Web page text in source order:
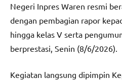
Negeri Inpres Waren resmi
dengan pembagian rapor
hingga kelas V serta
berprestasi, Senin (8/6/2026).
Kegiatan langsung dipimpin